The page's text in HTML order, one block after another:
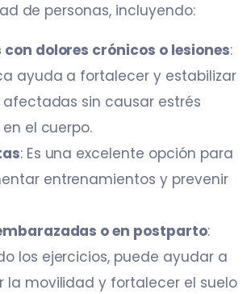
de personas, incluyendo:
con dolores crónicos o lesiones:
ayuda a fortalecer y estabilizar
afectadas sin causar estrés
el cuerpo.
: Es una excelente opción para
entrenamientos y prevenir
o en postparto:
los ejercicios, puede ayudar a
la movilidad y fortalecer el suelo